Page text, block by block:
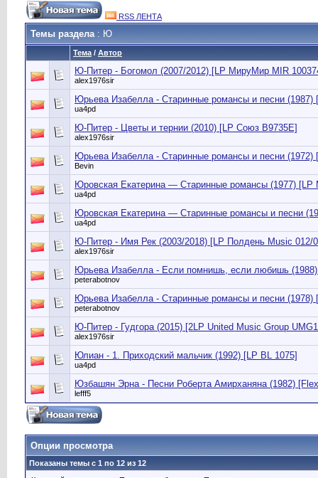
RSS ЛЕНТА
Темы раздела: Ю
Тема / Автор
Ю-Питер - Богомол (2007/2012) [LP МируМир MIR
alex1976sir
Юрьева Изабелла - Старинные романсы и песни (1987)
ua4pd
Ю-Питер - Цветы и тернии (2010) [LP Союз B9735E]
alex1976sir
Юрьева Изабелла - Старинные романсы и песни (1972)
Bevin
Юровская Екатерина — Старинные романсы (1977) [LP
ua4pd
Юровская Екатерина — Старинные романсы и песни
ua4pd
Ю-Питер ‎- Имя Рек (2003/2018) [LP Полдень Music ‎012/
alex1976sir
Юрьева Изабелла - Если помнишь, если любишь
peterabotnov
Юрьева Изабелла - Старинные романсы и песни (1978)
peterabotnov
Ю-Питер - Гудгора (2015) [2LP United Music Group
alex1976sir
Юлиан - 1. Приходский мальчик (1992) [LP BL 1075]
ua4pd
Юзбашян Эрна - Песни Роберта Амирханяна (1982)
lefff5
Опции просмотра
Показаны темы с 1 по 12 из 12